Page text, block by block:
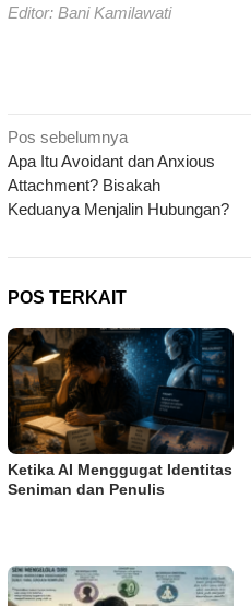
Editor: Bani Kamilawati
Navigasi
pos
Pos sebelumnya
Apa Itu Avoidant dan Anxious
Attachment? Bisakah
Keduanya Menjalin Hubungan?
POS TERKAIT
Ketika AI Menggugat Identitas
Seniman dan Penulis